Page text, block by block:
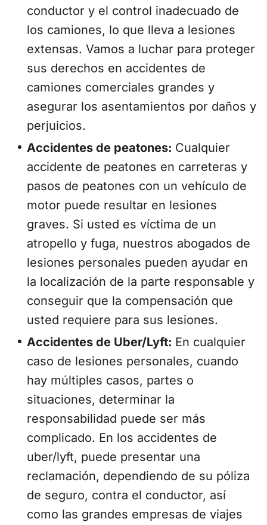
conductor y el control inadecuado de
los camiones, lo que lleva a lesiones
extensas. Vamos a luchar para proteger
sus derechos en accidentes de
camiones comerciales grandes y
asegurar los asentamientos por daños y
perjuicios.
Accidentes de peatones: Cualquier
accidente de peatones en carreteras y
pasos de peatones con un vehículo de
motor puede resultar en lesiones
graves. Si usted es víctima de un
atropello y fuga, nuestros abogados de
lesiones personales pueden ayudar en
la localización de la parte responsable y
conseguir que la compensación que
usted requiere para sus lesiones.
Accidentes de Uber/Lyft: En cualquier
caso de lesiones personales, cuando
hay múltiples casos, partes o
situaciones, determinar la
responsabilidad puede ser más
complicado. En los accidentes de
uber/lyft, puede presentar una
reclamación, dependiendo de su póliza
de seguro, contra el conductor, así
como las grandes empresas de viajes